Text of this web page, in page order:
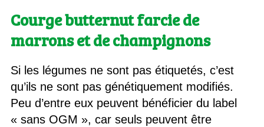
Courge butternut farcie de
marrons et de champignons
Si les légumes ne sont pas étiquetés, c’est
qu’ils ne sont pas génétiquement modifiés.
Peu d’entre eux peuvent bénéficier du label
« sans OGM », car seuls peuvent être